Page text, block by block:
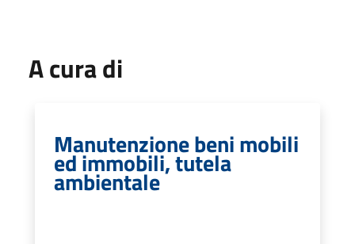
A cura di
Manutenzione beni mobili
ed immobili, tutela
ambientale